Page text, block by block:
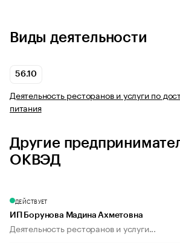
Виды деятельности
56.10
Деятельность ресторанов и услуги по
питания
Другие
ОКВЭД
ДЕЙСТВУЕТ
ИП Борунова Мадина Ахметовна
Деятельность ресторанов и услуги...